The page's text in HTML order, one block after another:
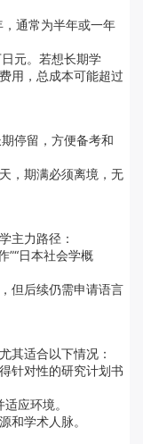
通常为半年或一年
元。若想长期学
用，总成本可能超过
停留，方便备考和
，期满必须离境，无
主力路径：
”“日本社会学概
但后续仍需申请语言
其适合以下情况：
针对性的研究计划书
应环境。
和学术人脉。